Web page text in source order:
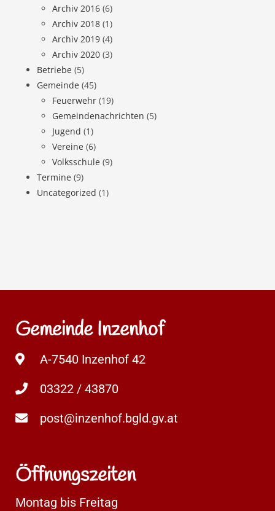
Archiv 2016 (6)
Archiv 2018 (1)
Archiv 2019 (4)
Archiv 2020 (3)
Betriebe (5)
Gemeinde (45)
Feuerwehr (19)
Gemeindenachrichten (5)
Jugend (1)
Vereine (6)
Volksschule (9)
Termine (9)
Uncategorized (1)
Gemeinde Inzenhof
A-7540 Inzenhof 42
03322 / 43870
post@inzenhof.bgld.gv.at
Öffnungszeiten
Montag bis Freitag